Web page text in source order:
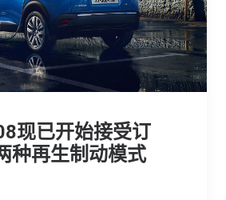
现已开始接受订
种再生制动模式